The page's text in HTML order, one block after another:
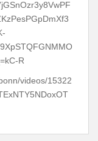
R
videos/15322